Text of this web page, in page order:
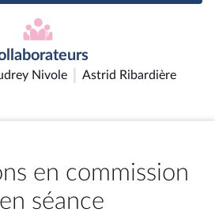
Nivole Astrid Ribardière
en commission
séance